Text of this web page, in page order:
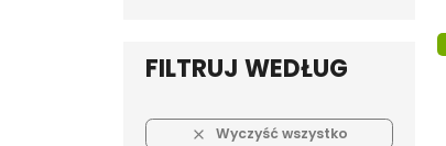
FILTRUJ WEDŁUG
 Wyczyść wszystko